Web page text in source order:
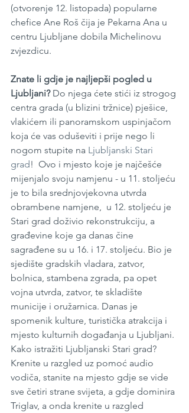
(otvorenje 12. listopada) popularne
chefice Ane Roš čija je Pekarna Ana u
centru Ljubljane dobila Michelinovu
zvjezdicu.
Znate li gdje je najljepši pogled u
Ljubljani? Do njega ćete stići iz strogog
centra grada (u blizini tržnice) pješice,
vlakićem ili panoramskom uspinjačom
koja će vas oduševiti i prije nego li
nogom stupite na Ljubljanski Stari
grad!  Ovo i mjesto koje je najčešće
mijenjalo svoju namjenu - u 11. stoljeću
je to bila srednjovjekovna utvrda
obrambene namjene,  u 12. stoljeću je
Stari grad doživio rekonstrukciju, a
građevine koje ga danas čine
sagrađene su u 16. i 17. stoljeću. Bio je
sjedište gradskih vladara, zatvor,
bolnica, stambena zgrada, pa opet
vojna utvrda, zatvor, te skladište
municije i oružarnica. Danas je
spomenik kulture, turistička atrakcija i
mjesto kulturnih događanja u Ljubljani.
Kako istražiti Ljubljanski Stari grad?
Krenite u razgled uz pomoć audio
vodiča, stanite na mjesto gdje se vide
sve četiri strane svijeta, a gdje dominira
Triglav, a onda krenite u razgled